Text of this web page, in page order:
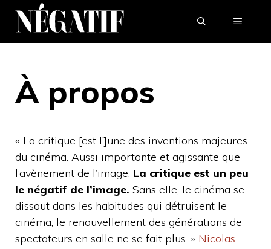
Aller
contenu
MENU
À propos
« La critique [est l’]une des inventions majeures
du cinéma. Aussi importante et agissante que
l’avènement de l’image. La critique est un peu
le négatif de l’image. Sans elle, le cinéma se
dissout dans les habitudes qui détruisent le
cinéma, le renouvellement des générations de
spectateurs en salle ne se fait plus. » Nicolas